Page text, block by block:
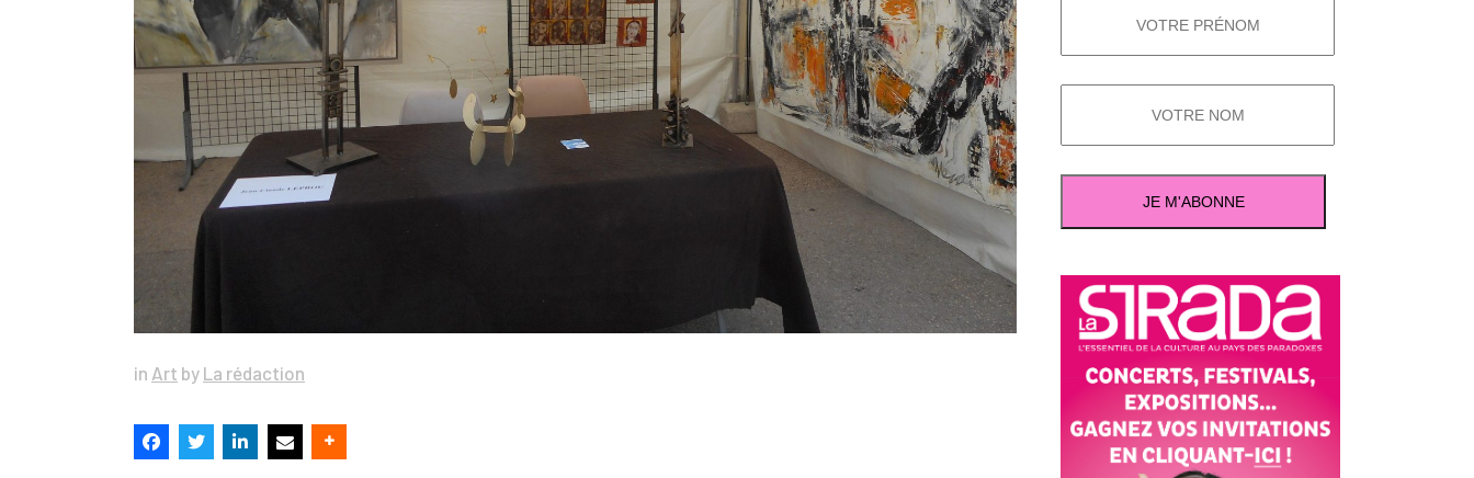
in Art by La rédaction